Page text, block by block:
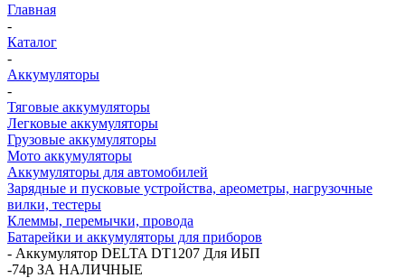
Главная
-
Каталог
-
Аккумуляторы
-
Тяговые аккумуляторы
Легковые аккумуляторы
Грузовые аккумуляторы
Мото аккумуляторы
Аккумуляторы для автомобилей
Зарядные и пусковые устройства, ареометры, нагрузочные
вилки, тестеры
Клеммы, перемычки, провода
Батарейки и аккумуляторы для приборов
- Аккумулятор DELTA DT1207 Для ИБП
-74р ЗА НАЛИЧНЫЕ